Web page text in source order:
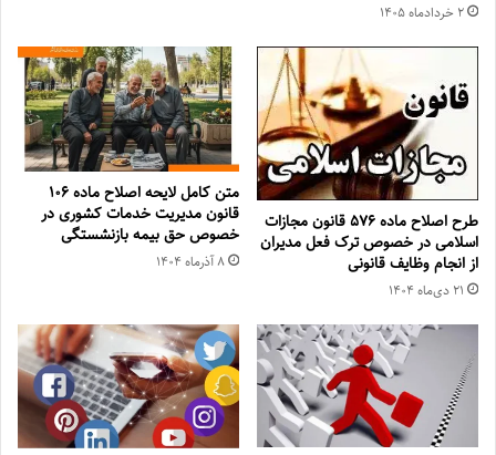
۲ خرداد‌ماه ۱۴۰۵
طرح اصلاح ماده ۵۷۶ قانون مجازات
اسلامی در خصوص ترک فعل مدیران
از انجام وظایف قانونی
۲۱ دی‌ماه ۱۴۰۴
متن کامل لایحه اصلاح ماده ۱۰۶
قانون مدیریت خدمات کشوری در
خصوص حق بیمه بازنشستگی
۸ آذر‌ماه ۱۴۰۴